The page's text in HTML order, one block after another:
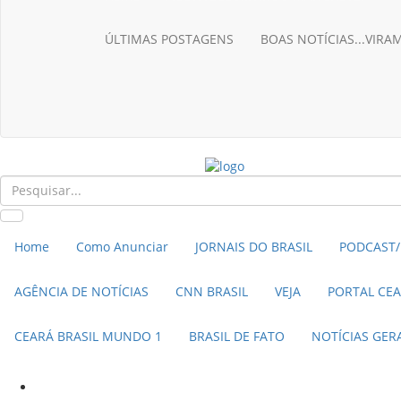
NOTÍCIAS TAMBÉM NA TELA
ÚLTIMAS POSTAGENS BOAS
Home Como Anunciar JORNAIS DO BRASIL
AGÊNCIA DE NOTÍCIAS CNN BRASIL VEJA PORTAL
CEARÁ BRASIL MUNDO 1 BRASIL DE FATO NOTÍCIAS